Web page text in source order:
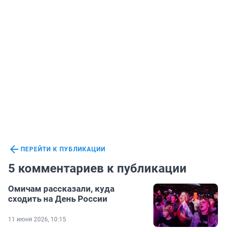
ПЕРЕЙТИ К ПУБЛИКАЦИИ
5 комментариев к публикации
Омичам рассказали, куда
сходить на День России
11 июня 2026, 10:15